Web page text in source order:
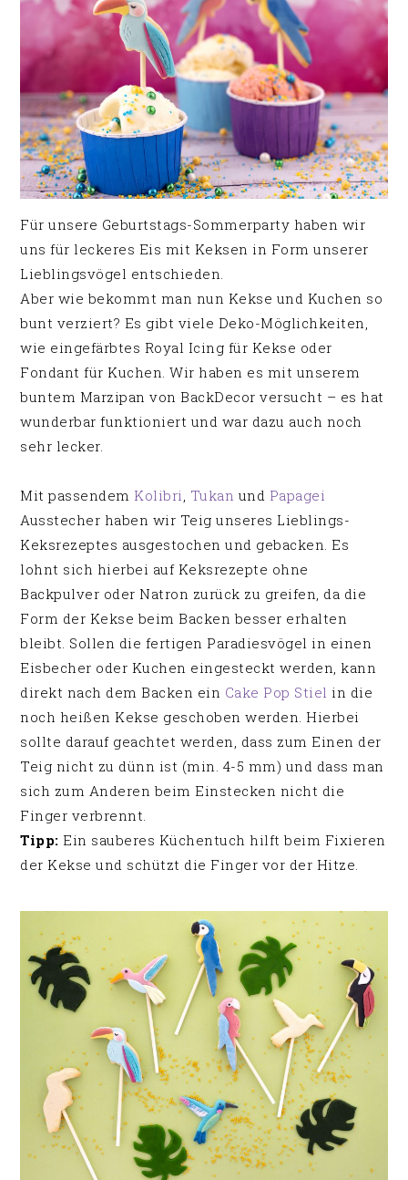
Für unsere Geburtstags-Sommerparty haben wir
uns für leckeres Eis mit Keksen in Form unserer
Lieblingsvögel entschieden.
Aber wie bekommt man nun Kekse und Kuchen so
bunt verziert? Es gibt viele Deko-Möglichkeiten,
wie eingefärbtes Royal Icing für Kekse oder
Fondant für Kuchen. Wir haben es mit unserem
buntem Marzipan von BackDecor versucht – es hat
wunderbar funktioniert und war dazu auch noch
sehr lecker.
Mit passendem Kolibri Tukan und Papagei
Ausstecher haben wir Teig unseres Lieblings-
Keksrezeptes ausgestochen und gebacken. Es
lohnt sich hierbei auf Keksrezepte ohne
Backpulver oder Natron zurück zu greifen, da die
Form der Kekse beim Backen besser erhalten
bleibt. Sollen die fertigen Paradiesvögel in einen
Eisbecher oder Kuchen eingesteckt werden, kann
direkt nach dem Backen ein Cake Pop Stiel in die
noch heißen Kekse geschoben werden. Hierbei
sollte darauf geachtet werden, dass zum Einen der
Teig nicht zu dünn ist (min. 4-5 mm) und dass man
sich zum Anderen beim Einstecken nicht die
Finger verbrennt.
Tipp: Ein sauberes Küchentuch hilft beim Fixieren
der Kekse und schützt die Finger vor der Hitze.